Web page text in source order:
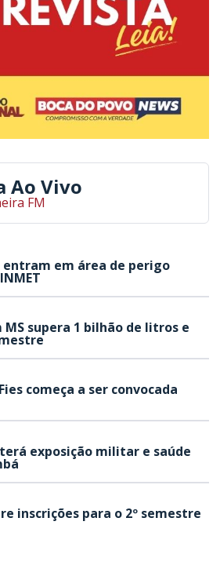
Ao Vivo
FM
entram em área de perigo
MS supera 1 bilhão de litros e
começa a ser convocada
exposição militar e saúde
inscrições para o 2º semestre